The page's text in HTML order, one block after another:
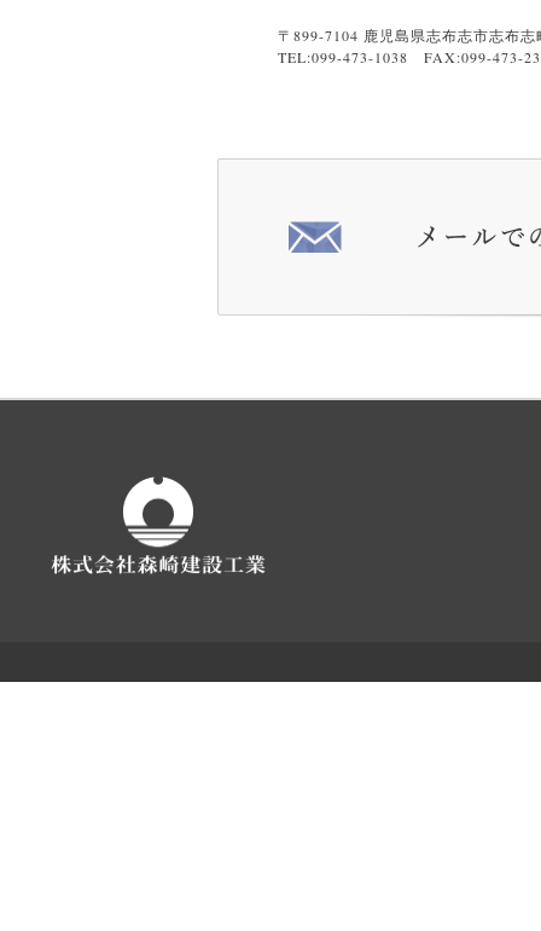
〒899-7104 鹿児島県志布志市志布
TEL:099-473-1038 FAX:099-473-